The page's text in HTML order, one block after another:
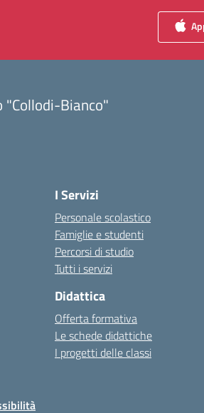
Bianco"
I Servizi
Personale scolastico
Famiglie e studenti
Percorsi di studio
Tutti i servizi
Didattica
Offerta formativa
Le schede didattiche
I progetti delle classi